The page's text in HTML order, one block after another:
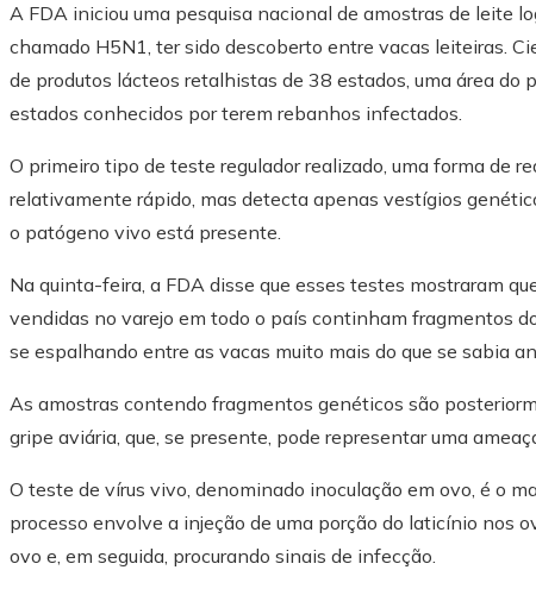
A FDA iniciou uma pesquisa nacional de amostras de leite
chamado H5N1, ter sido descoberto entre vacas leiteiras.
de produtos lácteos retalhistas de 38 estados, uma área do
estados conhecidos por terem rebanhos infectados.
O primeiro tipo de teste regulador realizado, uma forma de
relativamente rápido, mas detecta apenas vestígios
o patógeno vivo está presente.
Na quinta-feira, a FDA disse que esses testes mostraram
vendidas no varejo em todo o país continham fragmentos
se espalhando entre as vacas muito mais do que se sabia
As amostras contendo fragmentos genéticos são
gripe aviária, que, se presente, pode representar uma
O teste de vírus vivo, denominado inoculação em ovo, é o
processo envolve a injeção de uma porção do laticínio nos
ovo e, em seguida, procurando sinais de infecção.